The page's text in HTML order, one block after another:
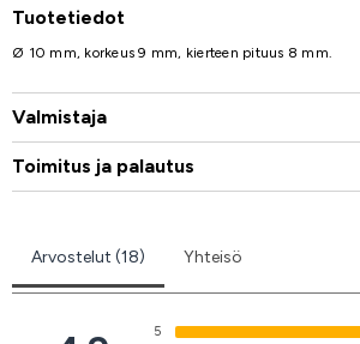
Tuotetiedot
Ø 10 mm, korkeus 9 mm, kierteen pituus 8 mm.
Valmistaja
Toimitus ja palautus
Arvostelut (18) Yhteisö
5